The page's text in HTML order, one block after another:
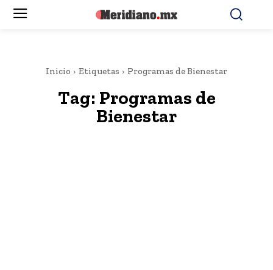
Inicio Etiquetas Programas de Bienestar
Tag: Programas de
Bienestar